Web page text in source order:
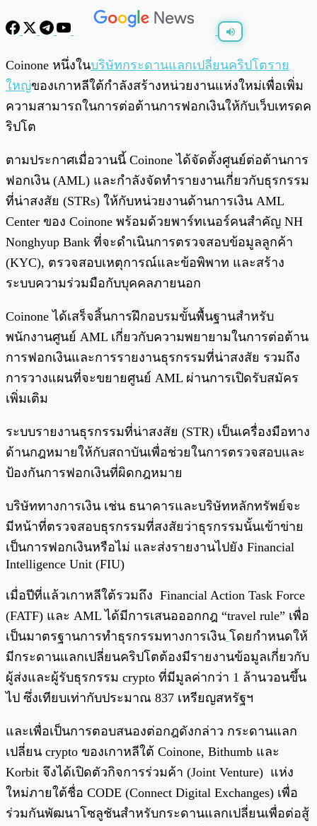
พร้อมเล่น 0:00/
Coinone หนึ่งในบริษัทกระดานแลกเปลี่ยนคริปโตราย
ใหญ่ของเกาหลีใต้กำลังสร้างหน่วยงานแห่งใหม่เพื่อเพิ่ม
ความสามารถในการต่อต้านการฟอกเงินให้กับเว็บเทรดค
ริปโต
ตามประกาศเมื่อวานนี้ Coinone ได้จัดตั้งศูนย์ต่อต้านการ
ฟอกเงิน (AML) และกำลังจัดทำรายงานเกี่ยวกับธุรกรรม
ที่น่าสงสัย (STRs) ให้กับหน่วยงานด้านการเงิน AML
Center ของ Coinone พร้อมด้วยพาร์ทเนอร์คนสำคัญ NH
Nonghyup Bank ที่จะดำเนินการตรวจสอบข้อมูลลูกค้า
(KYC), ตรวจสอบเหตุการณ์และข้อพิพาท และสร้าง
ระบบความร่วมมือกับบุคคลภายนอก
Coinone ได้เสร็จสิ้นการฝึกอบรมขั้นพื้นฐานสำหรับ
พนักงานศูนย์ AML เกี่ยวกับความพยายามในการต่อต้าน
การฟอกเงินและการรายงานธุรกรรมที่น่าสงสัย รวมถึง
การวางแผนที่จะขยายศูนย์ AML ผ่านการเปิดรับสมัคร
เพิ่มเติม
ระบบรายงานธุรกรรมที่น่าสงสัย (STR) เป็นเครื่องมือทาง
ด้านกฎหมายให้กับสถาบันเพื่อช่วยในการตรวจสอบและ
ป้องกันการฟอกเงินที่ผิดกฎหมาย
บริษัททางการเงิน เช่น ธนาคารและบริษัทหลักทรัพย์จะ
มีหน้าที่ตรวจสอบธุรกรรมที่สงสัยว่าธุรกรรมนั้นเข้าข่าย
เป็นการฟอกเงินหรือไม่ และส่งรายงานไปยัง Financial
Intelligence Unit (FIU)
เมื่อปีที่แล้วเกาหลีใต้รวมถึง Financial Action Task Force
(FATF) และ AML ได้มีการเสนอออกกฎ “travel rule” เพื่อ
เป็นมาตรฐานการทำธุรกรรมทางการเงิน โดยกำหนดให้
มีกระดานแลกเปลี่ยนคริปโตต้องมีรายงานข้อมูลเกี่ยวกับ
ผู้ส่งและผู้รับธุรกรรม crypto ที่มีมูลค่ากว่า 1 ล้านวอนขึ้น
ไป ซึ่งเทียบเท่ากับประมาณ 837 เหรียญสหรัฐฯ
และเพื่อเป็นการตอบสนองต่อกฎดังกล่าว กระดานแลก
เปลี่ยน crypto ของเกาหลีใต้ Coinone, Bithumb และ
Korbit จึงได้เปิดตัวกิจการร่วมค้า (Joint Venture) แห่ง
ใหม่ภายใต้ชื่อ CODE (Connect Digital Exchanges) เพื่อ
ร่วมกันพัฒนาโซลูชันสำหรับกระดานแลกเปลี่ยนเพื่อต่อสู้